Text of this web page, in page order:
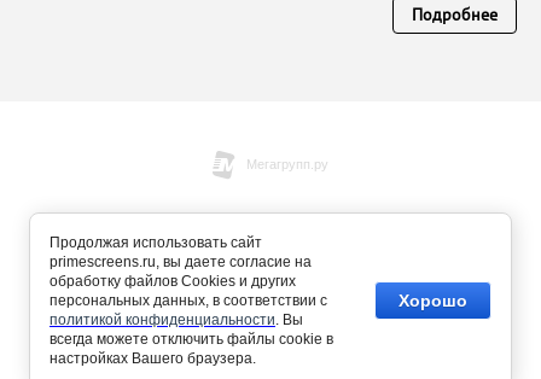
Подробнее
Copyright © 2017 - 2026
Продолжая использовать сайт
primescreens.ru, вы даете согласие на
обработку файлов Cookies и других
персональных данных, в соответствии с
политикой конфиденциальности. Вы
всегда можете отключить файлы cookie в
настройках Вашего браузера.
Хорошо